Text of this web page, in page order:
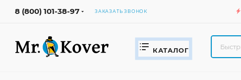
8 (800) 101-38-97 ЗАКАЗАТЬ ЗВОНОК
КАТАЛОГ